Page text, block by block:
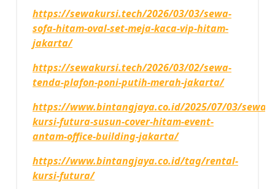
https://sewakursi.tech/2026/03/03/sewa-
sofa-hitam-oval-set-meja-kaca-vip-hitam-
jakarta/
https://sewakursi.tech/2026/03/02/sewa-
tenda-plafon-poni-putih-merah-jakarta/
https://www.bintangjaya.co.id/2025/07/03/sewa-
kursi-futura-susun-cover-hitam-event-
antam-office-building-jakarta/
https://www.bintangjaya.co.id/tag/rental-
kursi-futura/